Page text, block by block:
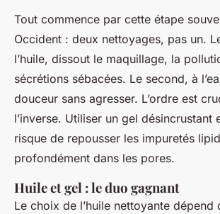
Tout commence par cette étape
Occident : deux nettoyages, pas un.
l’huile, dissout le maquillage, la
sécrétions sébacées. Le second, à
douceur sans agresser. L’ordre est
l’inverse. Utiliser un gel désincrustant
risque de repousser les impuretés
profondément dans les pores.
Huile et gel : le duo gagnant
Le choix de l’huile nettoyante